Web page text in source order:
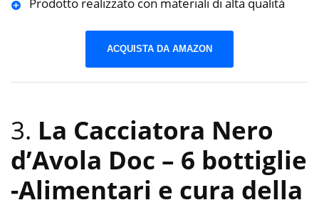
ACQUISTA DA AMAZON
3. La Cacciatora Nero
d’Avola Doc – 6 bottiglie
-Alimentari e cura della